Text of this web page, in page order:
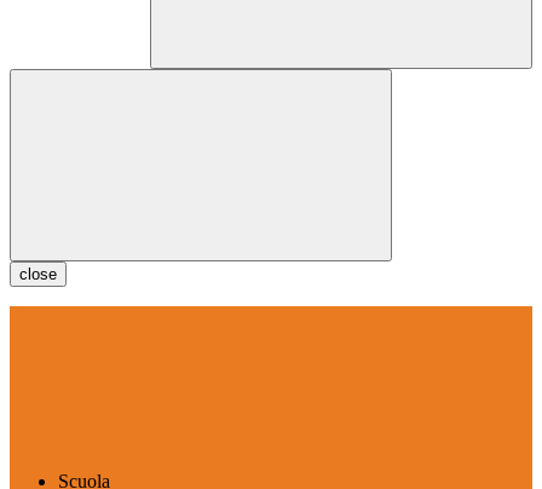
close
Scuola